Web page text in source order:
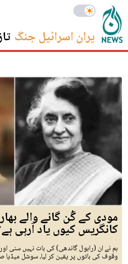
ایران اسرائیل جنگ
مودی کے گُن گانے والے
کانگریس کیوں یاد آرہی
ہم نے ان (راہول گاندھی) کی بات نہیں سنی
وقوف کی باتوں پر یقین کر لیا، سوشل میڈیا